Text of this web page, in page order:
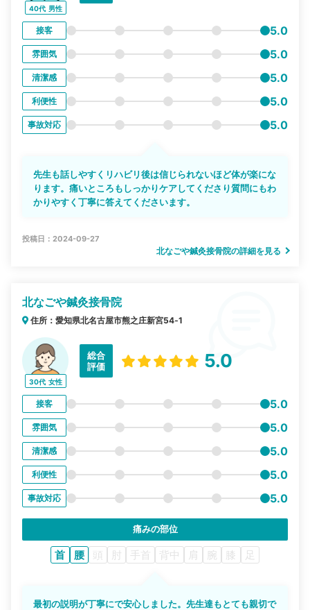
40代 男性
接客 5.0
雰囲気 5.0
清潔感 5.0
利便性 5.0
事故対応 5.0
先生も話しやすくリハビリ後は信じられないほど体が楽にな
ります。痛いところもしっかりケアしてくださり質問にもわ
かりやすく丁寧に答えてくださいます。
投稿日：2024-09-27
北なごや鍼灸接骨院の詳細を見る
北なごや鍼灸接骨院
住所：愛知県北名古屋市熊之庄新宮54‐1
30代 女性
総合
評価
5.0
接客 5.0
雰囲気 5.0
清潔感 5.0
利便性 5.0
事故対応 5.0
痛みの部位
首 腰 頭 肘 手首 背中 肩 腕 膝 足
最初の説明が丁寧にで安心しました。先生達もとても親切で